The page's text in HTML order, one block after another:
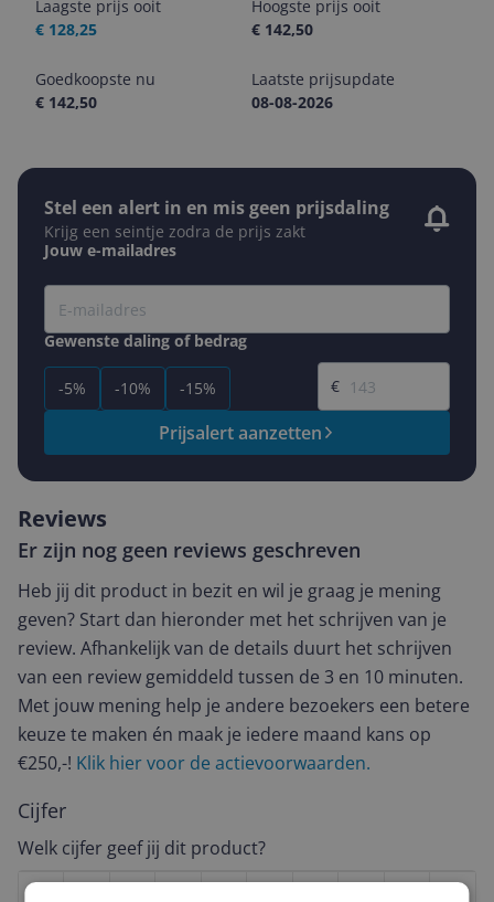
Laagste prijs ooit
€ 128,25
Hoogste prijs ooit
€ 142,50
Goedkoopste nu
€ 142,50
Laatste prijsupdate
08-08-2026
Stel een alert in en mis geen prijsdaling
Krijg een seintje zodra de prijs zakt
Jouw e-mailadres
Gewenste daling of bedrag
-5% -10% -15%
Gewenste prijs
€
Prijsalert aanzetten
Reviews
Er zijn nog geen reviews geschreven
Heb jij dit product in bezit en wil je graag je mening
geven? Start dan hieronder met het schrijven van je
review. Afhankelijk van de details duurt het schrijven
van een review gemiddeld tussen de 3 en 10 minuten.
Met jouw mening help je andere bezoekers een betere
keuze te maken én maak je iedere maand kans op
€250,-! Klik hier voor de actievoorwaarden.
Cijfer
Welk cijfer geef jij dit product?